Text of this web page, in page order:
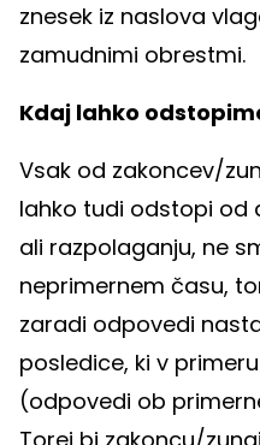
znesek iz naslova
zamudnimi obrestmi.
Kdaj lahko
Vsak od zakoncev/
lahko tudi odstopi od
ali razpolaganju, ne
neprimernem času,
zaradi odpovedi
posledice, ki v
(odpovedi ob